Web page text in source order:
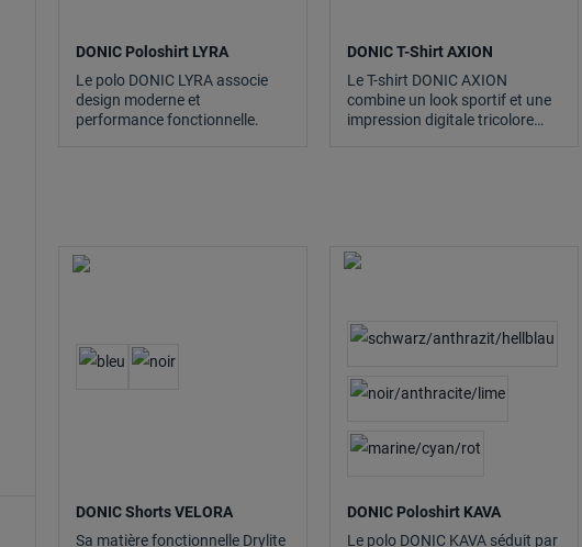
DONIC Poloshirt LYRA
Le polo DONIC LYRA associe
design moderne et
performance fonctionnelle.
DONIC T-Shirt AXION
Le T-shirt DONIC AXION
combine un look sportif et une
impression digitale tricolore
DONIC Shorts VELORA
Sa matière fonctionnelle Drylite
DONIC Poloshirt KAVA
Le polo DONIC KAVA séduit par